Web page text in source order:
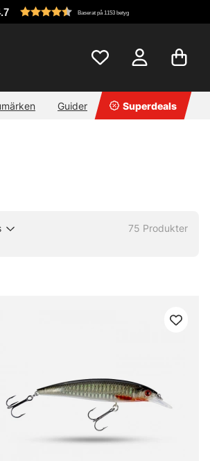
Baserat på 1153 betyg
Guider Superdeals
75 Produkter